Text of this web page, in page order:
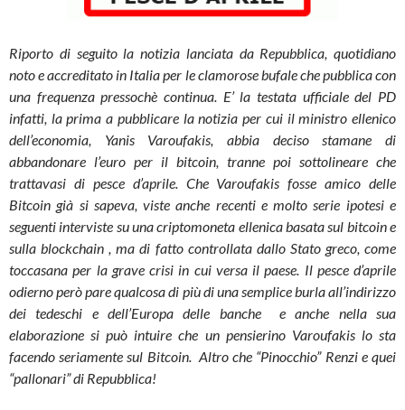
Riporto di seguito la notizia lanciata da Repubblica, quotidiano
noto e accreditato in Italia per le clamorose bufale che pubblica con
una frequenza pressochè continua. E’ la testata ufficiale del PD
infatti, la prima a pubblicare la notizia per cui il ministro ellenico
dell’economia, Yanis Varoufakis, abbia deciso stamane di
abbandonare l’euro per il bitcoin, tranne poi sottolineare che
trattavasi di pesce d’aprile. Che Varoufakis fosse amico delle
Bitcoin già si sapeva, viste anche recenti e molto serie ipotesi e
seguenti interviste su una criptomoneta ellenica basata sul bitcoin e
sulla blockchain , ma di fatto controllata dallo Stato greco, come
toccasana per la grave crisi in cui versa il paese. Il pesce d’aprile
odierno però pare qualcosa di più di una semplice burla all’indirizzo
dei tedeschi e dell’Europa delle banche e anche nella sua
elaborazione si può intuire che un pensierino Varoufakis lo sta
facendo seriamente sul Bitcoin. Altro che “Pinocchio” Renzi e quei
“pallonari” di Repubblica!